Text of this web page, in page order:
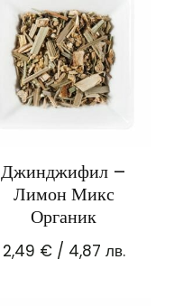
Джинджифил –
Лимон Микс
Органик
2,49 €/ 4,87 лв.